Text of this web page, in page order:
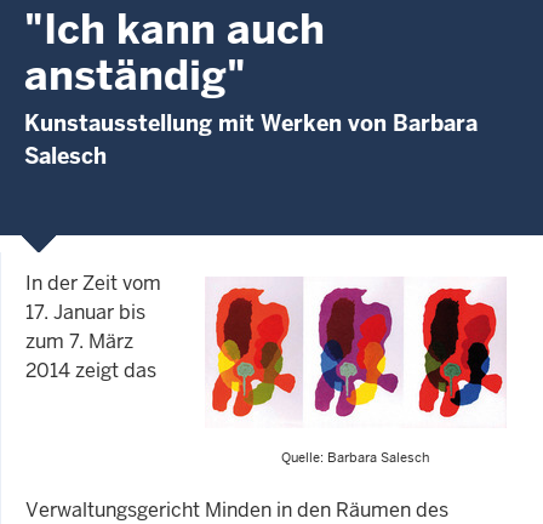
"Ich kann auch
anständig"
Kunstausstellung mit Werken von Barbara
Salesch
Quelle: Barbara Salesch
In der Zeit vom
17. Januar bis
zum 7. März
2014 zeigt das
Verwaltungsgericht Minden in den Räumen des